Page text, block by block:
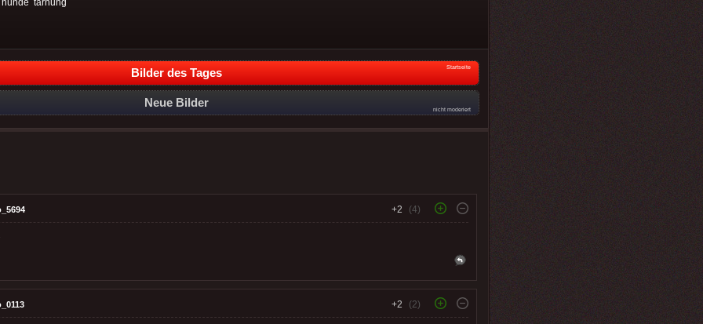
hunde tarnung
Bilder des Tages Startseite
Neue Bilder
nicht moderiert
+2 (4)
+2 (2)